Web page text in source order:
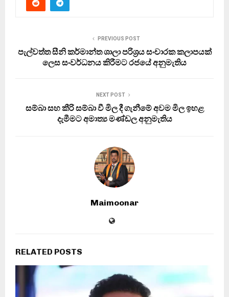
PREVIOUS POST
පැල්වත්ත සීනි කර්මාන්ත ශාලා පරිශ්‍රය සංචාරක කලාපයක්
ලෙස සංවර්ධනය කිරීමට රජයේ අනුමැතිය
NEXT POST
සම්බා සහ කීරි සම්බා වී මිල දී ගැනීමේ අවම මිල ඉහළ
දැමීමට අමාත්‍ය මණ්ඩල අනුමැතිය
Maimoonar
RELATED POSTS